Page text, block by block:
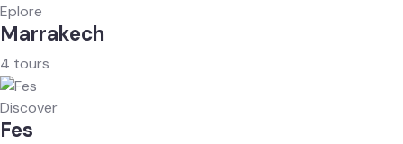
Eplore
Marrakech
4 tours
Discover
Fes